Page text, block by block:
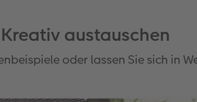
Kreativ austauschen
oder lassen Sie sich in